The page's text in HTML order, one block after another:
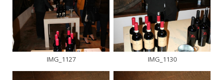
IMG_1127 IMG_1130